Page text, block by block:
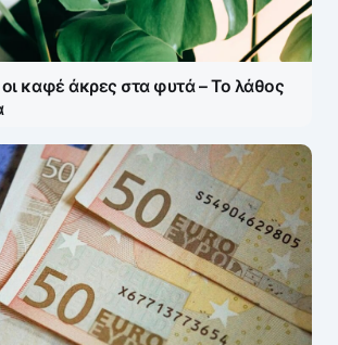
καφέ άκρες στα φυτά – Το λάθος